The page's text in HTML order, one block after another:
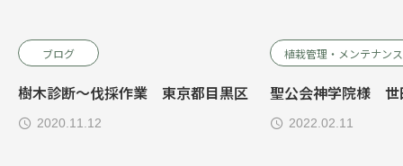
ブログ
樹木診断～伐採作業 東京都目黒区
2020.11.12
植栽管理・メンテナンス
聖公会神学院様 世
2022.02.11